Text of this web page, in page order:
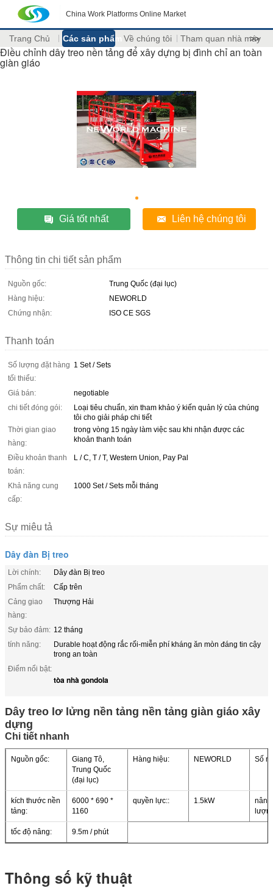
China Work Platforms Online Market
Trang Chủ Các sản phẩm Về chúng tôi Tham quan nhà máy
>>
Điều chỉnh dây treo nền tảng để xây dựng bị đình chỉ an toàn
giàn giáo
Giá tốt nhất Liên hệ chúng tôi
Thông tin chi tiết sản phẩm
Nguồn gốc:
Trung Quốc (đại lục)
Hàng hiệu:
NEWORLD
Chứng nhận:
ISO CE SGS
Thanh toán
Số lượng đặt hàng
tối thiểu:
1 Set / Sets
Giá bán:
negotiable
chi tiết đóng gói:
Loại tiêu chuẩn, xin tham khảo ý kiến ​​quản lý của chúng
tôi cho giải pháp chi tiết
Thời gian giao
hàng:
trong vòng 15 ngày làm việc sau khi nhận được các
khoản thanh toán
Điều khoản thanh
toán:
L / C, T / T, Western Union, Pay Pal
Khả năng cung
cấp:
1000 Set / Sets mỗi tháng
Sự miêu tả
Dây đàn Bị treo
Lời chính:
Dây đàn Bị treo
Phẩm chất:
Cấp trên
Cảng giao
hàng:
Thượng Hải
Sự bảo đảm: 12 tháng
tính năng:
Durable hoạt động rắc rối-miễn phí kháng ăn mòn đáng tin cậy
trong an toàn
Điểm nổi bật:
tòa nhà gondola
Dây treo lơ lửng nền tảng nền tảng giàn giáo xây
dựng
Chi tiết nhanh
Nguồn gốc:
Giang Tô,
Trung Quốc
(đại lục)
Hàng hiệu: NEWORLD Số
kích thước nền
tảng:
6000 * 690 *
1160
quyền lực:: 1.5kW
nâng
tốc độ nâng: 9.5m / phút
Thông số kỹ thuật